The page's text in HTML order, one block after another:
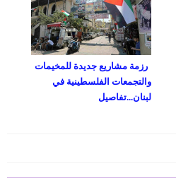
رزمة مشاريع جديدة للمخيمات
والتجمعات الفلسطينية في
لبنان...تفاصيل